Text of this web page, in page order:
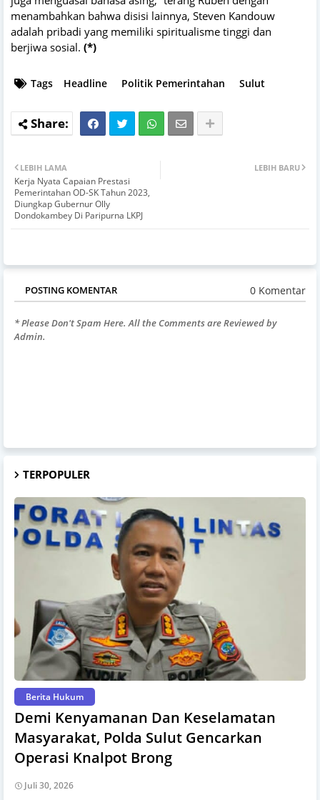
menambahkan bahwa disisi lainnya, Steven Kandouw
adalah pribadi yang memiliki spiritualisme tinggi dan
berjiwa sosial. (*)
Tags Headline Politik Pemerintahan Sulut
LEBIH BARU
LEBIH LAMA
Kerja Nyata Capaian Prestasi
Pemerintahan OD-SK Tahun 2023,
Diungkap Gubernur Olly
Dondokambey Di Paripurna LKPJ
POSTING KOMENTAR 0 Komentar
* Please Don't Spam Here. All the Comments are Reviewed by
Admin.
TERPOPULER
Berita Hukum
Demi Kenyamanan Dan Keselamatan
Masyarakat, Polda Sulut Gencarkan
Operasi Knalpot Brong
Juli 30, 2026